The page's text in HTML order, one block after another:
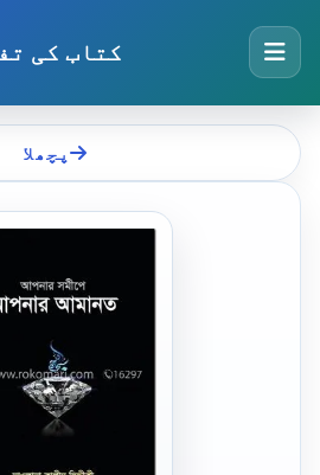
کتاب کی
پچھلا